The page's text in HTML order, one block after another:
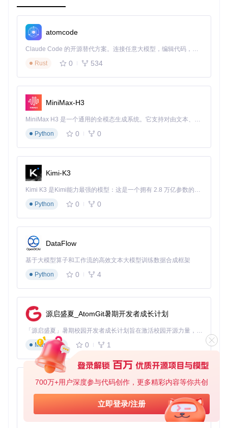
700万+用户深度参与代码创作，更多精彩内容等你共创
立即登录/注册
创建项目专属组件库，通过XML格式实现团队共享
配置自定义快捷键，将高频操作压缩至单键触发
使用命令行接口实现与Git等版本控制工具的联动
思考点：在你的工作流中，哪些重复性操作最适合通过自定义
组件或宏命令来优化？这种自动化将如何改变你与团队的协作
方式？
场景应用：超越设计领域的创新实践
提高25%。
医疗系统：就诊流程可视化
医院管理人员利用流程图组件构建患者就诊路径原型，通过模
制造业：设备控制面板模拟
工业设计师使用旋钮、滑块等组件设计机床控制面板原型，在
开发前即可测试操作逻辑。某汽车零部件厂商通过Pencil原型
跨领域应用对比
应用
领域
核心组件 主要价值
教育
培训
文本框、按
钮、导航
互动学习体
内容制作效率
医疗
流程
流程图、表单
元素
流程优化可
视化
50%
工业
设计
控制面板组件
操作逻辑验
证
设备培训时间-
57%
工具进化路线：未来原型设计的发展方向
atomcode
Claude Code 的开源替代方案。连接任意大模型，编辑代码，运行命令，自动验证 — 全自动执行。用 Rust 构建，极致性能。 ｜ An open-source alternative to Claude Code. Connect any LLM, edit code, run commands, and verify changes — autonomously. Built in Rust for speed. Get Started
Rust
0 534
MiniMax-H3
MiniMax H3 是一个通用的全模态生成系统。它支持对由文本、图像、视频和音频组成的多模态上下文进行统一理解，并能生成分辨率高达 2K、时长可达 15 秒的带原生立体声音频的视频。得益于面向任务泛化的系统设计，H3 在预训练阶段就已具备广泛的多模态上下文理解与生成能力，能够出色地执行复杂的多模态指令。
Python
0 0
Kimi-K3
Kimi K3 是Kimi能力最强的模型：这是一个拥有 2.8 万亿参数的混合专家（MoE）模型，具备原生视觉理解能力，并支持 100 万 token 的上下文窗口。
Python
0 0
DataFlow
基于大模型算子和工作流的高效文本大模型训练数据合成框架
Python
0 4
源启盛夏_AtomGit暑期开发者成长计划
「源启盛夏」暑期校园开发者成长计划旨在激活校园开源力量，通过积分激励、认证扶持、资源倾斜等形式，引导高校组织和开发者完成「入驻 — 建项目 — 做贡献 — 获认证 — 得资源」的完整闭环。无论你是想带领社团入驻平台的组织者，还是希望用代码贡献证明自己的开发者，都能在这里找到属于你的成长路径。
Markdown
0 1
py-xiaozhi
基于Python的Xiaozhi AI，适用于想要完整Xiaozhi体验而无需拥有专用硬件的用户。
Python
0 1